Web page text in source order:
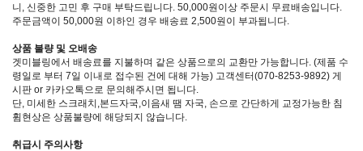
니, 신중한 고민 후 구매 부탁드립니다. 50,000원이상 주문시 무료배송입니다.
주문금액이 50,000원 이하인 경우 배송료 2,500원이 부과됩니다.
상품 불량 및 오배송
겟미블링에서 배송료를 지불하며 같은 상품으로의 교환만 가능합니다. (제품 수
령일로 부터 7일 이내로 접수된 건에 대해 가능) 고객센터(070-8253-9892) 게
시판 or 카카오톡으로 문의해주시면 됩니다.
단, 미세한 스크래치,본드자국,이음새 땜 자국, 손으로 간단하게 교정가능한 침
휨현상은 상품불량에 해당되지 않습니다.
취급시 주의사항